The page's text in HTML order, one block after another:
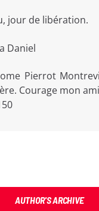
jour de libération.
Daniel
Pierrot
Courage mon
AUTHOR'S ARCHIVE